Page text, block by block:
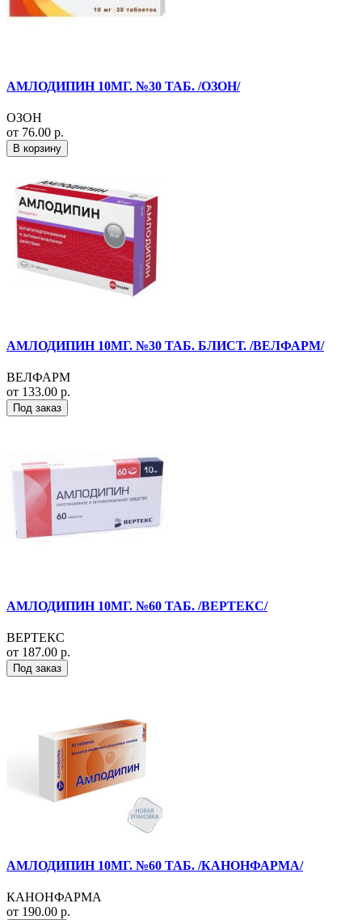
АМЛОДИПИН 10МГ. №30 ТАБ. /ОЗОН/
ОЗОН
от 76.00 р.
В корзину
АМЛОДИПИН 10МГ. №30 ТАБ. БЛИСТ. /ВЕЛФАРМ/
ВЕЛФАРМ
от 133.00 р.
Под заказ
АМЛОДИПИН 10МГ. №60 ТАБ. /ВЕРТЕКС/
ВЕРТЕКС
от 187.00 р.
Под заказ
АМЛОДИПИН 10МГ. №60 ТАБ. /КАНОНФАРМА/
КАНОНФАРМА
от 190.00 р.